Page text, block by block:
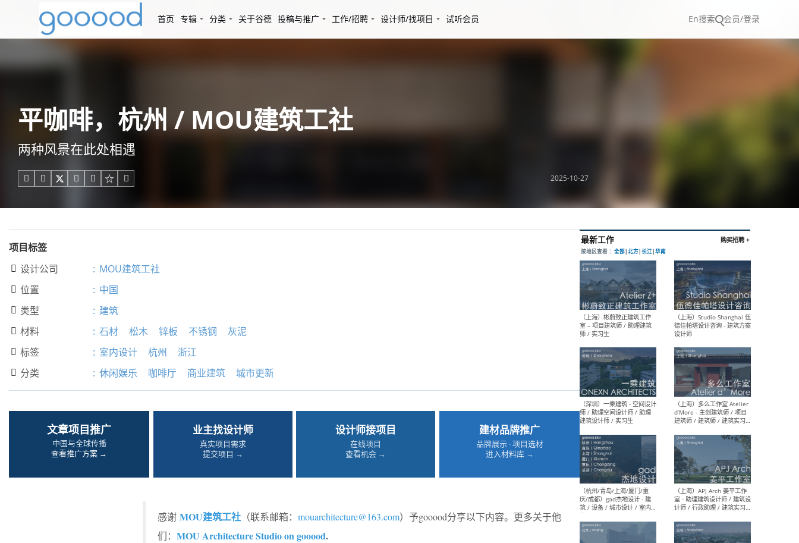
首页 专辑 分类 关于谷德 投稿与推广 工作/招聘 设计师/找项目 试听会员 En搜索 会员/登录
平咖啡，杭州 / MOU建筑工社
两种风景在此处相遇
     2025-10-27
项目标签
 设计公司 : MOU建筑工社
 位置 : 中国
 类型 : 建筑
 材料 : 石材 松木 锌板 不锈钢 灰泥
 标签 : 室内设计 杭州 浙江
 分类 : 休闲娱乐 咖啡厅 商业建筑 城市更新
文章项目推广
中国与全球传播
查看推广方案 →
业主找设计师
真实项目需求
提交项目 →
设计师接项目
在线项目
查看机会 →
建材品牌推广
品牌展示 · 项目选材
进入材料库 →
感谢 MOU建筑工社 （联系邮箱： mouarchitecture@163.com）予gooood分享以下内容。更多关于他
们： MOU Architecture Studio on gooood.
最新工作
按地区查看 ：全部|北方|长江
（上海）彬蔚致正建筑工作
室 – 项目建筑师 / 助理建筑
师 / 实习生
（深圳）一乘建筑 - 空间设计
师 / 助理空间设计师 / 助理
建筑设计师 / 实习生